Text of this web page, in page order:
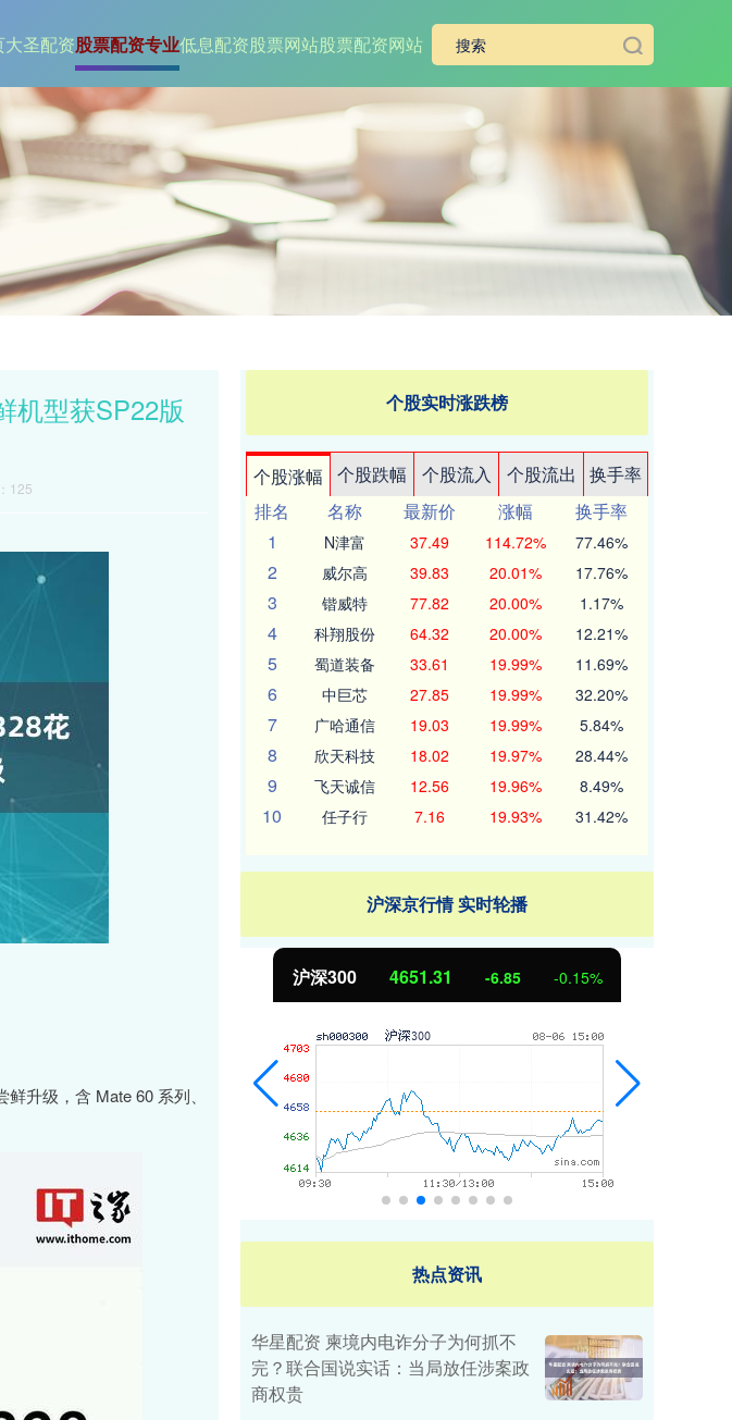
大圣配资股票配资专业低息配资股票网站股票配资网站
机型获SP22版
125
升级，含 Mate 60 系列、
个股实时涨跌榜
个股涨幅 个股跌幅 个股流入 个股流出
换手率
排名
名称 最新价 涨幅
换手率
1
N津富 37.49 114.72% 77.46%
2 威尔高 39.83 20.01% 17.76%
3 锴威特 77.82 20.00% 1.17%
4 科翔股份 64.32 20.00% 12.21%
5 蜀道装备 33.61 19.99% 11.69%
6 中巨芯 27.85 19.99% 32.20%
7 广哈通信 19.03 19.99% 5.84%
8 欣天科技 18.02 19.97% 28.44%
9 飞天诚信 12.56 19.96% 8.49%
10 任子行 7.16 19.93% 31.42%
沪深京行情 实时轮播
沪深300 4651.31 -6.85 -0.15%
热点资讯
华星配资 柬境内电诈分子为何抓不
完？联合国说实话：当局放任涉案政
商权贵